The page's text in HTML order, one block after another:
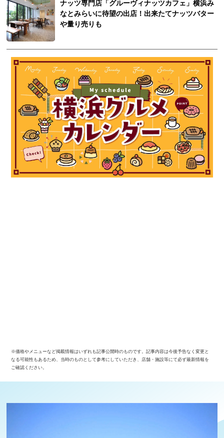
ナッツ専門店「グルーヴィナッツカフェ」横浜み
なとみらいに待望の出店！出来たてナッツバター
や量り売りも
※価格やメニューなど掲載情報はいずれも記事公開時のものです。記事内容は今後予告なく変更と
なる可能性もあるため、当時のものとして参考にしていただき、店舗・施設等にて必ず最新情報を
ご確認ください。